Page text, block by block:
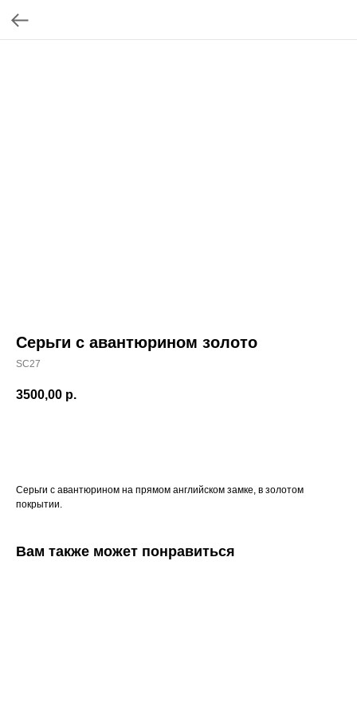
Серьги с авантюрином золото
SC27
3500,00 р.
Серьги с авантюрином на прямом английском замке, в золотом
покрытии.
Вам также может понравиться